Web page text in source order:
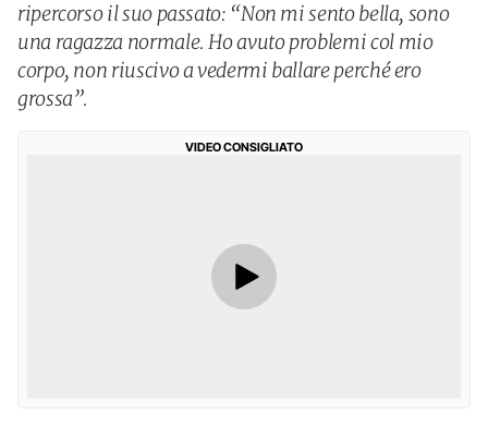
ripercorso il suo passato: “Non mi sento bella, sono
una ragazza normale. Ho avuto problemi col mio
corpo, non riuscivo a vedermi ballare perché ero
grossa”.
VIDEO CONSIGLIATO